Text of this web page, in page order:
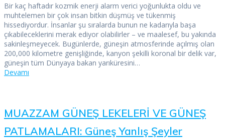
Bir kaç haftadır kozmik enerji alarm verici yoğunlukta oldu ve
muhtelemen bir çok insan bitkin düşmüş ve tükenmiş
hissediyordur. İnsanlar şu sıralarda bunun ne kadarıyla başa
çıkabileceklerini merak ediyor olabilirler – ve maalesef, bu yakında
sakinleşmeyecek. Bugünlerde, güneşin atmosferinde açılmış olan
200,000 kilometre genişliğinde, kanyon şekilli koronal bir delik var,
güneşin tüm Dünyaya bakan yarıküresini…
Devamı
MUAZZAM GÜNEŞ LEKELERİ VE GÜNEŞ
PATLAMALARI: Güneş Yanlış Şeyler